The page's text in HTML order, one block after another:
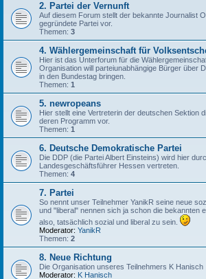
2. Partei der Vernunft
Auf diesem Forum stellt der bekannte Journalist
gegründete Partei vor.
Themen: 3
4. Wählergemeinschaft für
Hier ist das Unterforum für die
Organisation will parteiunabhängige Bürger über
in den Bundestag bringen.
Themen: 1
5. newropeans
Hier stellt eine Vertreterin der deutschen Sektion
deren Programm vor.
Themen: 1
6. Deutsche Demokratische Partei
Die DDP (die Partei Albert Einsteins) wird hier
Landesgeschäftsführer Hessen vertreten.
Themen: 4
7. Partei
So nennt unser Teilnehmer YanikR seine neue
und "liberal" nennen sich ja schon die bekannten
also, tatsächlich sozial und liberal zu sein.
Moderator: YanikR
Themen: 2
8. Neue Richtung
Die Organisation unseres Teilnehmers K Hanisch
Moderator: K Hanisch